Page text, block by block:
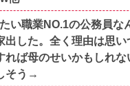
い職業NO.1の公務員な
出した。全く理由は思
れば母のせいかもしれな
そう→